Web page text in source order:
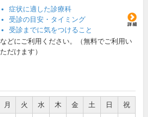
症状に適した診療科
受診の目安・タイミング
受診までに気をつけること
などにご利用ください。（無料でご利用い
ただけます）
月 火 水 木 金 土 日 祝